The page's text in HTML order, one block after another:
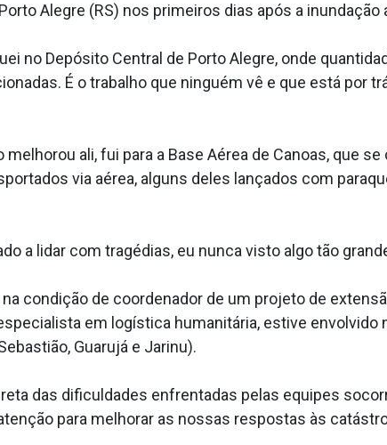
Alegre (RS) nos primeiros dias após a
no Depósito Central de Porto Alegre, onde
É o trabalho que ninguém vê e que está por
melhorou ali, fui para a Base Aérea de Canoas, que
via aérea, alguns deles lançados com
a lidar com tragédias, eu nunca visto algo tão
condição de coordenador de um projeto de
em logística humanitária, estive
Guarujá e Jarinu).
das dificuldades enfrentadas pelas equipes
para melhorar as nossas respostas às